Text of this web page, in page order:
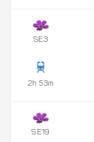
SE3
2h 53m
SE19